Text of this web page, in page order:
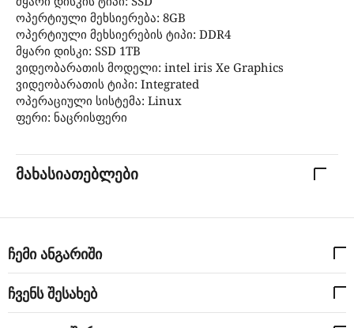
ოპერტიული მეხსიერება: 8GB
ოპერტიული მეხსიერების ტიპი: DDR4
მყარი დისკი: SSD 1TB
ვიდეობარათის მოდელი: intel iris Xe Graphics
ვიდეობარათის ტიპი: Integrated
ოპერაციული სისტემა: Linux
ფერი: ნაცრისფერი
მახასიათებლები
ჩემი ანგარიში
ჩვენს შესახებ